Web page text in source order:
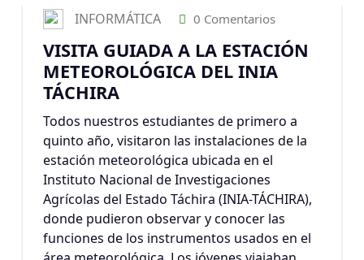
INFORMÁTICA 0 Comentarios
VISITA GUIADA A LA ESTACIÓN
METEOROLÓGICA DEL INIA
TÁCHIRA
Todos nuestros estudiantes de primero a
quinto año, visitaron las instalaciones de la
estación meteorológica ubicada en el
Instituto Nacional de Investigaciones
Agrícolas del Estado Táchira (INIA-TÁCHIRA),
donde pudieron observar y conocer las
funciones de los instrumentos usados en el